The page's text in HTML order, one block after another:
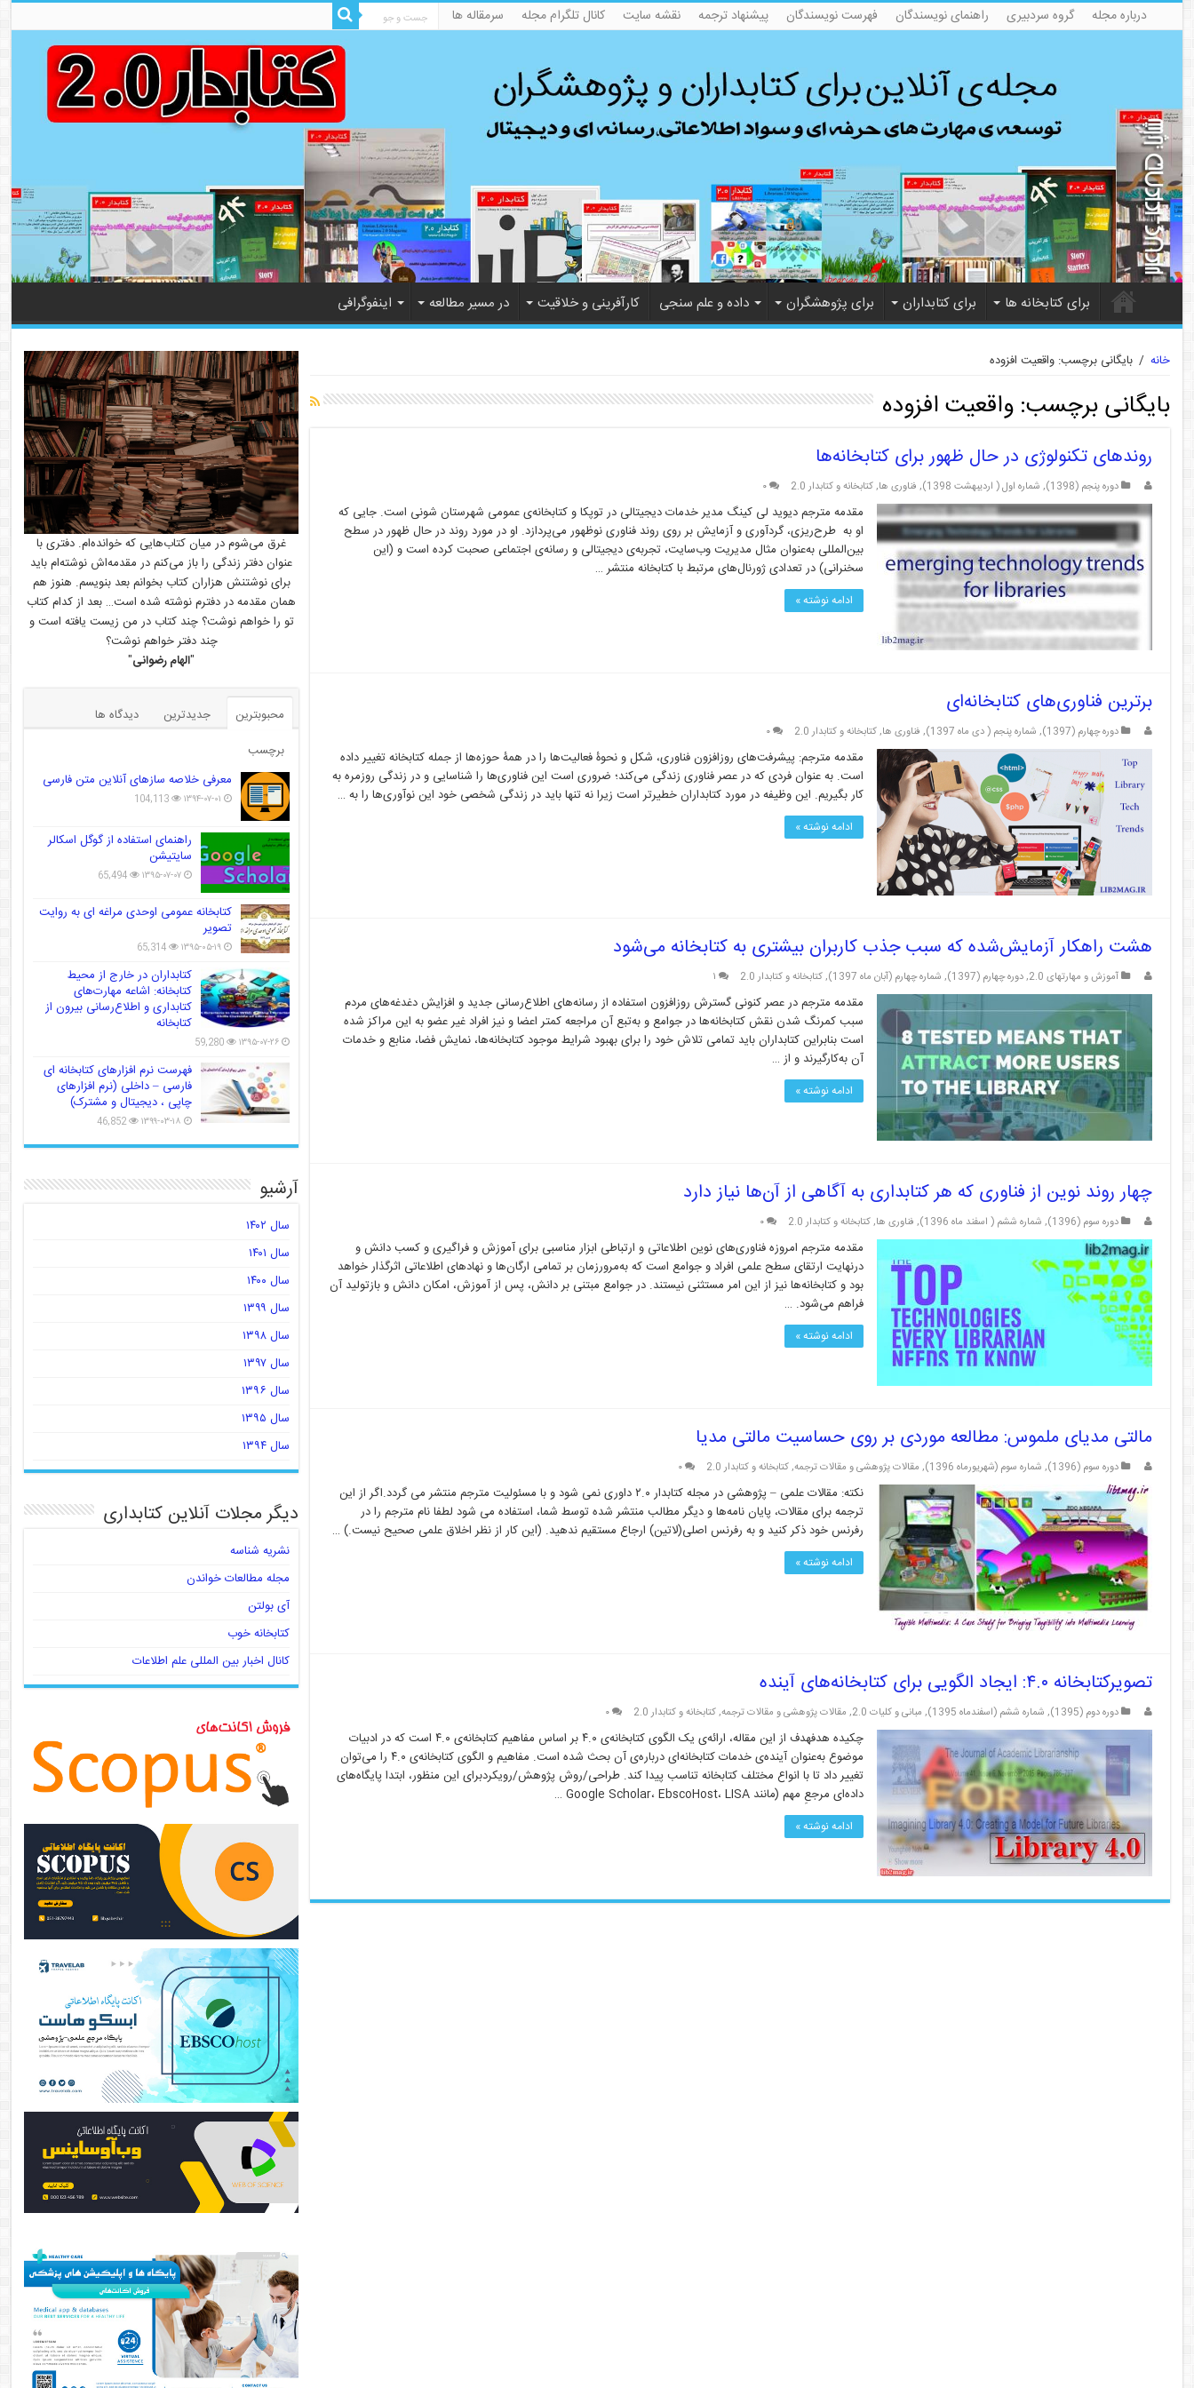
درباره مجله گروه سردبیری راهنمای نویسندگان فهرست نویسندگان پیشنهاد ترجمه نقشه سایت کانال تلگرام مجله سرمقاله ها
برای کتابخانه ها برای کتابداران برای پژوهشگران داده و علم سنجی کارآفرینی و خلاقیت در مسیر مطالعه اینفوگرافی
خانه / بایگانی برچسب: واقعیت افزوده
بایگانی برچسب: واقعیت افزوده
روندهای تکنولوژی در حال ظهور برای کتابخانه‌ها
دوره پنجم (1398) , شماره اول ( اردیبهشت 1398) , فناوری ها,کتابخانه و کتابدار 2.0 ۰
مقدمه مترجم دیوید لی کینگ مدیر خدمات دیجیتالی در توپکا و کتابخانه­‌ی عمومی شهرستان شونی است. جایی که
او به طرح‌ریزی، گردآوری و آزمایش بر روی روند فناوری نوظهور می‌پردازد. او در مورد روند در حال ظهور در سطح
بین‌المللی به‌عنوان مثال مدیریت وب­‌سایت، تجربه­‌ی دیجیتالی و رسانه­‌ی اجتماعی صحبت کرده است و (این
سخنرانی) در تعدادی ژورنال­‌های مرتبط با کتابخانه منتشر …
ادامه نوشته »
برترین فناوری‌های کتابخانه‌ای
دوره چهارم (1397) , شماره پنجم ( دی ماه 1397) , فناوری ها,کتابخانه و کتابدار 2.0 ۰
مقدمه مترجم: پیشرفت‌های روزافزون فناوری، شکل و نحوۀ فعالیت‌ها را در همۀ حوزه‌ها از جمله کتابخانه‌ تغییر داده
است. به عنوان فردی که در عصر فناوری زندگی می‌کند؛ ضروری است این فناوری‌ها را شناسایی و در زندگی روزمره به
کار بگیریم. این وظیفه در مورد کتابداران خطیرتر است زیرا نه تنها باید در زندگی شخصی خود این نوآوری‌ها را به …
ادامه نوشته »
هشت راهکار آزمایش‌شده که سبب جذب کاربران بیشتری به کتابخانه می‌شود
آموزش و مهارتهای 2.0 ,دوره چهارم (1397) , شماره چهارم (آبان ماه 1397) ,کتابخانه و کتابدار 2.0 ۱
مقدمه مترجم در عصر کنونی گسترش روزافزون استفاده از رسانه‌های اطلاع‌رسانی جدید و افزایش دغدغه‌های مردم
سبب کمرنگ شدن نقش کتابخانه‌ها در جوامع و به‌تبع آن مراجعه کمتر اعضا و نیز افراد غیر عضو به این مراکز شده
است بنابراین کتابداران باید تمامی تلاش خود را برای بهبود شرایط موجود کتابخانه‌ها، نمایش فضا، منابع و خدمات
آن به‌کارگیرند و از …
ادامه نوشته »
چهار روند نوین از فناوری که هر کتابداری به آگاهی از آن‌ها نیاز دارد
دوره سوم (1396) , شماره ششم ( اسفند ماه 1396) , فناوری ها,کتابخانه و کتابدار 2.0 ۰
مقدمه مترجم امروزه فناوری‌های نوین اطلاعاتی و ارتباطی ابزار مناسبی برای آموزش و فراگیری و کسب دانش و
درنهایت ارتقای سطح علمی افراد و جوامع است که به‌مرورزمان بر تمامی ارگان‌ها و نهادهای اطلاعاتی اثرگذار خواهد
بود و کتابخانه‌ها نیز از این امر مستثنی نیستند. در جوامع مبتنی بر دانش، پس از آموزش، امکان دانش و بازتولید آن
فراهم می‌شود. …
ادامه نوشته »
مالتی مدیای ملموس: مطالعه موردی بر روی حساسیت مالتی مدیا
دوره سوم (1396) , شماره سوم (شهریورماه 1396) , مقالات پژوهشی و مقالات ترجمه,کتابخانه و کتابدار 2.0 ۰
نکته: مقالات علمی – پژوهشی در مجله کتابدار ۲.۰ داوری نمی شود و با مسئولیت مترجم منتشر می گردد.اگر از این
ترجمه برای مقالات، پایان نامه‌ها و دیگر مطالب منتشر شده توسط شما، استفاده می شود لطفا نام مترجم را در
رفرنس خود ذکر کنید و به رفرنس اصلی(لاتین) ارجاع مستقیم ندهید. (این کار از نظر اخلاق علمی صحیح نیست.) …
ادامه نوشته »
تصویرکتابخانه ۴.۰: ایجاد الگویی برای کتابخانه‌های آینده
دوره دوم (1395) , شماره ششم (اسفندماه 1395) , مبانی و کلیات 2.0 , مقالات پژوهشی و مقالات ترجمه,کتابخانه و کتابدار 2.0 ۰
چکیده هدفهدف از این مقاله، ارائه‌ی یک الگوی کتابخانه‌ی ۴.۰ بر اساس مفاهیم کتابخانه‌ی ۴.۰ است که در ادبیات
موضوع به‌عنوان آینده‌ی خدمات کتابخانه‌ای درباره‌ی آن بحث شده است. مفاهیم و الگوی کتابخانه‌ی ۴.۰ را می‌توان
تغییر داد تا با انواع مختلف کتابخانه تناسب پیدا کند. طراحی/روش پژوهش/رویکردبرای این منظور، ابتدا پایگاه‌های
داده‌ای مرجعِ مهم (مانند Google Scholar، EbscoHost، LISA …
ادامه نوشته »
غرق می‌شوم در میان کتاب‌هایی که خوانده‌ام. دفتری با
عنوان دفتر زندگی را باز می‌کنم در مقدمه‌اش نوشته‌ام باید
برای نوشتنش هزاران کتاب بخوانم بعد بنویسم. هنوز هم
همان مقدمه در دفترم نوشته شده است… بعد از کدام کتاب
تو را خواهم نوشت؟ چند کتاب در من زیست یافته است و
چند دفتر خواهم نوشت؟
"الهام رضوانی"
محبوبترین جدیدترین
دیدگاه ها
برچسب
معرفی خلاصه سازهای آنلاین متن فارسی
۱۳۹۴-۰۷-۰۱ 104,113
راهنمای استفاده از گوگل اسکالر
سایتیشن
۱۳۹۵-۰۷-۰۷ 65,494
کتابخانه عمومی اوحدی مراغه ای به روایت
تصویر
۱۳۹۵-۰۵-۱۹ 65,314
کتابداران در خارج از محیط
کتابخانه: اشاعه مهارت‌های
کتابداری و اطلاع‌رسانی بیرون از
کتابخانه
۱۳۹۵-۰۷-۲۶ 59,280
فهرست نرم افزارهای کتابخانه ای
فارسی – داخلی (نرم افزارهای
چاپی ، دیجیتال و مشترک)
۱۳۹۹-۰۳-۱۸ 46,852
آرشیو
سال ۱۴۰۲
سال ۱۴۰۱
سال ۱۴۰۰
سال ۱۳۹۹
سال ۱۳۹۸
سال ۱۳۹۷
سال ۱۳۹۶
سال ۱۳۹۵
سال ۱۳۹۴
دیگر مجلات آنلاین کتابداری
نشریه شناسه
مجله مطالعات خواندن
آی بولتن
کتابخانه خوب
کانال اخبار بین المللی علم اطلاعات